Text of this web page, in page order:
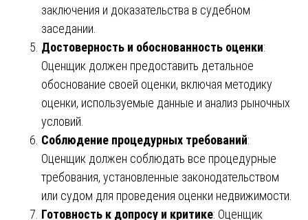
заключения и доказательства в судебном
заседании.
Достоверность и обоснованность оценки:
Оценщик должен предоставить детальное
обоснование своей оценки, включая методику
оценки, используемые данные и анализ рыночных
условий.
Соблюдение процедурных требований:
Оценщик должен соблюдать все процедурные
требования, установленные законодательством
или судом для проведения оценки недвижимости.
Готовность к допросу и критике: Оценщик